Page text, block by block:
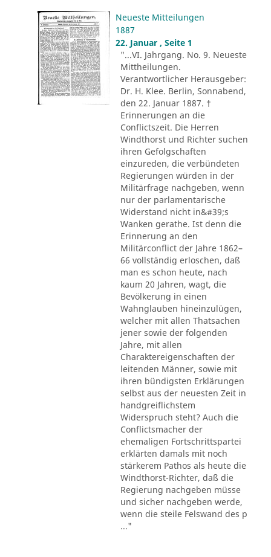
Neueste Mitteilungen
1887
22. Januar , Seite 1
"...VI. Jahrgang. No. 9. Neueste
Mittheilungen.
Verantwortlicher Herausgeber:
Dr. H. Klee. Berlin, Sonnabend,
den 22. Januar 1887. †
Erinnerungen an die
Conflictszeit. Die Herren
Windthorst und Richter suchen
ihren Gefolgschaften
einzureden, die verbündeten
Regierungen würden in der
Militärfrage nachgeben, wenn
nur der parlamentarische
Widerstand nicht in&#39;s
Wanken gerathe. Ist denn die
Erinnerung an den
Militärconflict der Jahre 1862–
66 vollständig erloschen, daß
man es schon heute, nach
kaum 20 Jahren, wagt, die
Bevölkerung in einen
Wahnglauben hineinzulügen,
welcher mit allen Thatsachen
jener sowie der folgenden
Jahre, mit allen
Charaktereigenschaften der
leitenden Männer, sowie mit
ihren bündigsten Erklärungen
selbst aus der neuesten Zeit in
handgreiflichstem
Widerspruch steht? Auch die
Conflictsmacher der
ehemaligen Fortschrittspartei
erklärten damals mit noch
stärkerem Pathos als heute die
Windthorst-Richter, daß die
Regierung nachgeben müsse
und sicher nachgeben werde,
wenn die steile Felswand des p
..."